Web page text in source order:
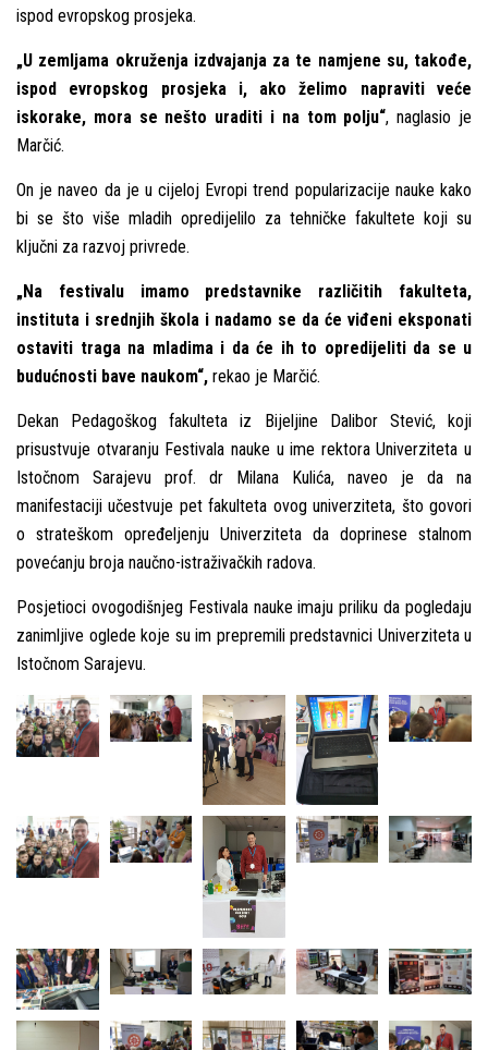
ispod evropskog prosjeka.
„U zemlјama okruženja izdvajanja za te namjene su, takođe,
ispod evropskog prosjeka i, ako želimo napraviti veće
iskorake, mora se nešto uraditi i na tom polјu“, naglasio je
Marčić.
On je naveo da je u cijeloj Evropi trend popularizacije nauke kako
bi se što više mladih opredijelilo za tehničke fakultete koji su
klјučni za razvoj privrede.
„Na festivalu imamo predstavnike različitih fakulteta,
instituta i srednjih škola i nadamo se da će viđeni eksponati
ostaviti traga na mladima i da će ih to opredijeliti da se u
budućnosti bave naukom“, rekao je Marčić.
Dekan Pedagoškog fakulteta iz Bijelјine Dalibor Stević, koji
prisustvuje otvaranju Festivala nauke u ime rektora Univerziteta u
Istočnom Sarajevu prof. dr Milana Kulića, naveo je da na
manifestaciji učestvuje pet fakulteta ovog univerziteta, što govori
o strateškom opređelјenju Univerziteta da doprinese stalnom
povećanju broja naučno-istraživačkih radova.
Posjetioci ovogodišnjeg Festivala nauke imaju priliku da pogledaju
zanimlјive oglede koje su im prepremili predstavnici Univerziteta u
Istočnom Sarajevu.